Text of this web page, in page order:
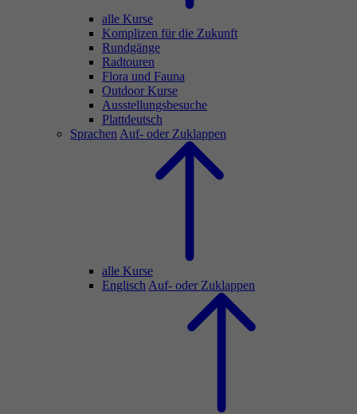
alle Kurse
Komplizen für die Zukunft
Rundgänge
Radtouren
Flora und Fauna
Outdoor Kurse
Ausstellungsbesuche
Plattdeutsch
Sprachen Auf- oder Zuklappen
alle Kurse
Englisch Auf- oder Zuklappen